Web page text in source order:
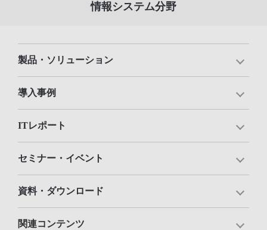
情報システム分野
製品・ソリューション
導入事例
ITレポート
セミナー・イベント
資料・ダウンロード
関連コンテンツ